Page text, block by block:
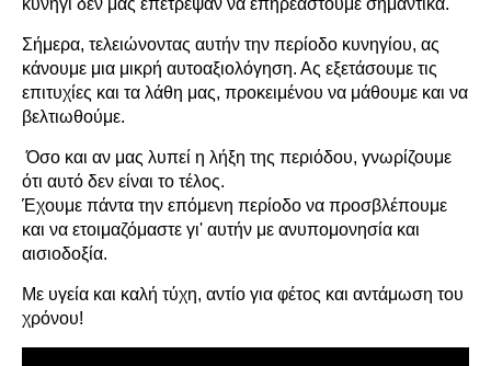
Σήμερα, τελειώνοντας αυτήν την περίοδο κυνηγίου, ας
κάνουμε μια μικρή αυτοαξιολόγηση. Ας εξετάσουμε τις
επιτυχίες και τα λάθη μας, προκειμένου να μάθουμε και να
βελτιωθούμε.
Όσο και αν μας λυπεί η λήξη της περιόδου, γνωρίζουμε
ότι αυτό δεν είναι το τέλος.
Έχουμε πάντα την επόμενη περίοδο να προσβλέπουμε
και να ετοιμαζόμαστε γι' αυτήν με ανυπομονησία και
αισιοδοξία.
Με υγεία και καλή τύχη, αντίο για φέτος και αντάμωση του
χρόνου!